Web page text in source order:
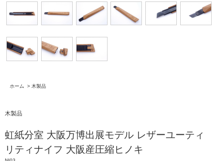
ホーム > 木製品
木製品
虹紙分室 大阪万博出展モデル レザーユーティ
リティナイフ 大阪産圧縮ヒノキ